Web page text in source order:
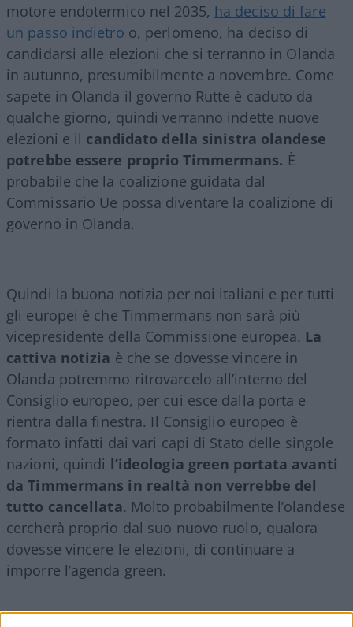
motore endotermico nel 2035, ha deciso di fare
un passo indietro o, perlomeno, ha deciso di
candidarsi alle elezioni che si terranno in Olanda
in autunno, presumibilmente a novembre. Come
sapete in Olanda il governo Rutte è caduto da
qualche giorno, quindi verranno indette nuove
elezioni e il candidato della sinistra olandese
potrebbe essere proprio Timmermans. È
probabile che la coalizione guidata dal
Commissario Ue possa diventare la coalizione di
governo in Olanda.
Quindi la buona notizia per noi italiani e per tutti
gli europei è che Timmermans non sarà più
vicepresidente della Commissione europea. La
cattiva notizia è che se dovesse vincere in
Olanda potremmo ritrovarcelo all’interno del
Consiglio europeo, per cui esce dalla porta e
rientra dalla finestra. Il Consiglio europeo è
formato infatti dai vari capi di Stato delle singole
nazioni, quindi l’ideologia green portata avanti
da Timmermans in realtà non verrebbe del
tutto cancellata. Molto probabilmente l’olandese
cercherà proprio dal suo nuovo ruolo, qualora
dovesse vincere le elezioni, di continuare a
imporre l’agenda green.
Certo è che la sfida in Olanda è una sfida aperta